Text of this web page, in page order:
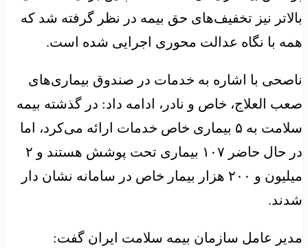
بالاتر نیز تخفیف‌های حق بیمه در نظر گرفته شد که
همه با نگاه عدالت محوری اجرایی شده است.
ناصحی با اشاره به خدمات در صندوق بیماری‌های
صعب العلاج، خاص و نادر، ادامه داد: در گذشته بیمه
سلامت به ۵ بیماری خاص خدمات ارائه می‌کرد، اما
در حال حاضر ۱۰۷ بیماری تحت پوشش هستند و ۲
میلیون و ۲۰۰ هزار بیمار خاص در سامانه نشان دار
شدند.
مدیر عامل سازمان بیمه سلامت ایران گفت: